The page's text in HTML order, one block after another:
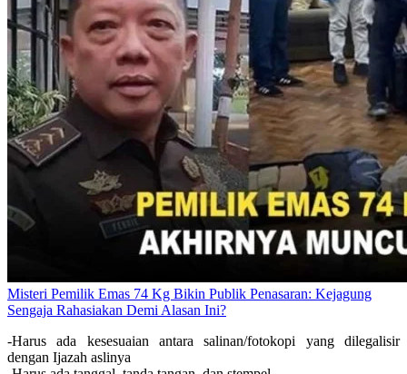
Misteri Pemilik Emas 74 Kg Bikin Publik Penasaran: Kejagung
Sengaja Rahasiakan Demi Alasan Ini?
-Harus ada kesesuaian antara salinan/fotokopi yang dilegalisir
dengan Ijazah aslinya